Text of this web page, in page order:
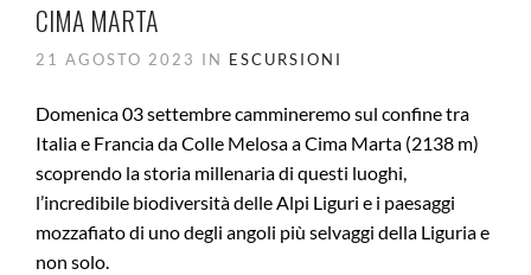
CIMA MARTA
21 AGOSTO 2023 IN ESCURSIONI
Domenica 03 settembre cammineremo sul confine tra
Italia e Francia da Colle Melosa a Cima Marta (2138 m)
scoprendo la storia millenaria di questi luoghi,
l’incredibile biodiversità delle Alpi Liguri e i paesaggi
mozzafiato di uno degli angoli più selvaggi della Liguria e
non solo.